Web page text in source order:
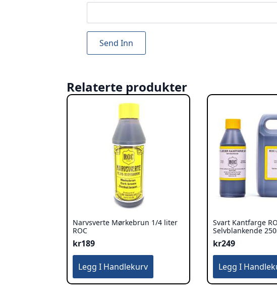
Relaterte produkter
Narvsverte Mørkebrun 1/4 liter
ROC
kr189
Legg I Handlekurv
Svart Kantfarge
Selvblankende
kr249
Legg I